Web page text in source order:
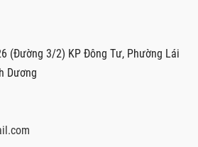
(Đường 3/2) KP Đông Tư, Phường Lái
Dương